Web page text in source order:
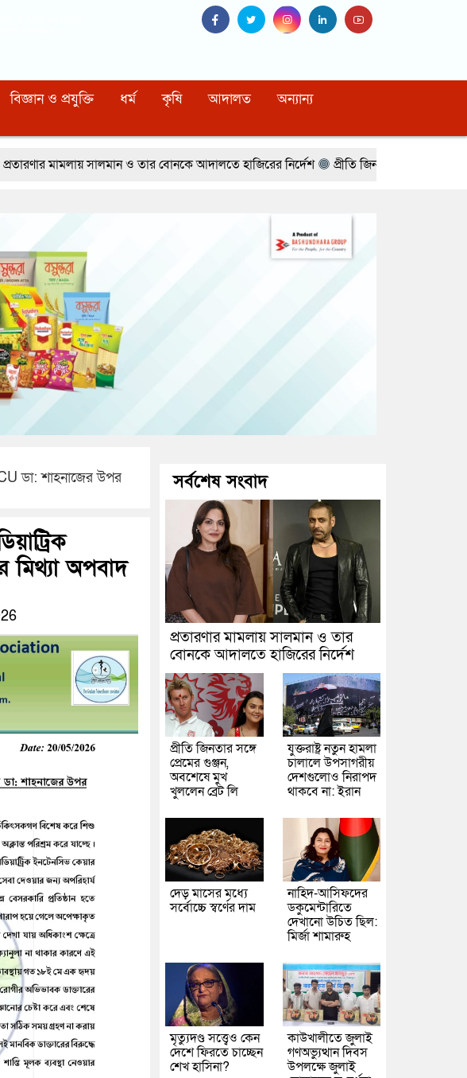
বিজ্ঞান ও প্রযুক্তি ধর্ম কৃষি আদালত অন্যান্য
ও তার বোনকে আদালতে হাজিরের নির্দেশ প্রীতি জিনতার সঙ্গে প্রেমের গুঞ্জন, অবশেষে মুখ
ডা: শাহনাজের উপর
মিথ্যা অপবাদ
সর্বশেষ সংবাদ
প্রতারণার মামলায় সালমান ও তার
বোনকে আদালতে হাজিরের নির্দেশ
প্রীতি জিনতার সঙ্গে
প্রেমের গুঞ্জন,
অবশেষে মুখ
খুললেন ব্রেট লি
যুক্তরাষ্ট্র নতুন হামলা
চালালে উপসাগরীয়
দেশগুলোও নিরাপদ
থাকবে না: ইরান
দেড় মাসের মধ্যে
সর্বোচ্চে স্বর্ণের দাম
নাহিদ-আসিফদের
ডকুমেন্টারিতে
দেখানো উচিত ছিল:
মির্জা শামারুহ
মৃত্যুদণ্ড সত্ত্বেও কেন
দেশে ফিরতে চাচ্ছেন
শেখ হাসিনা?
কাউখালীতে জুলাই
গণঅভ্যুত্থান দিবস
উপলক্ষে জুলাই